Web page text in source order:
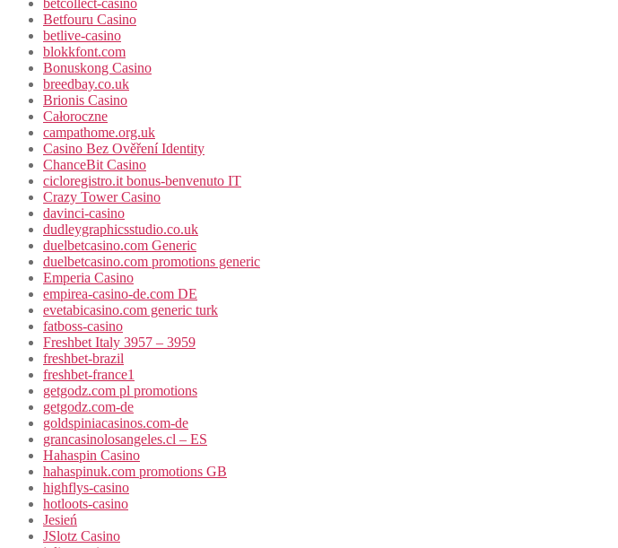
betcollect-casino
Betfouru Casino
betlive-casino
blokkfont.com
Bonuskong Casino
breedbay.co.uk
Brionis Casino
Całoroczne
campathome.org.uk
Casino Bez Ověření Identity
ChanceBit Casino
cicloregistro.it bonus-benvenuto IT
Crazy Tower Сasino
davinci-casino
dudleygraphicsstudio.co.uk
duelbetcasino.com Generic
duelbetcasino.com promotions generic
Emperia Casino
empirea-casino-de.com DE
evetabicasino.com generic turk
fatboss-casino
Freshbet Italy 3957 – 3959
freshbet-brazil
freshbet-france1
getgodz.com pl promotions
getgodz.com-de
goldspiniacasinos.com-de
grancasinolosangeles.cl – ES
Hahaspin Casino
hahaspinuk.com promotions GB
highflys-casino
hotloots-casino
Jesień
JSlotz Casino